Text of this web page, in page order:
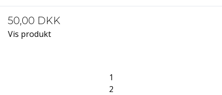
50,00 DKK
Vis produkt
1
2